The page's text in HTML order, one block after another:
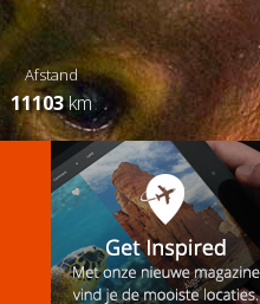
Afstand
11103km